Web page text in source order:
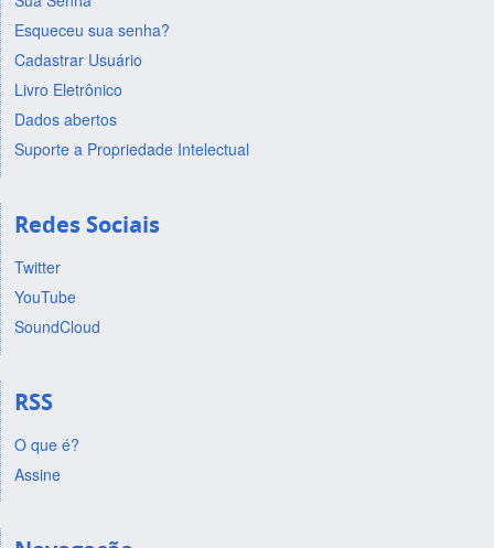
Esqueceu sua senha?
Cadastrar Usuário
Livro Eletrônico
Dados abertos
Suporte a Propriedade Intelectual
Redes Sociais
Twitter
YouTube
SoundCloud
RSS
O que é?
Assine